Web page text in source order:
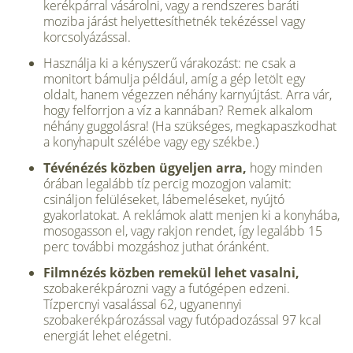
kerékpárral vásárolni, vagy a rendszeres baráti
moziba járást helyettesíthetnék tekézéssel vagy
korcsolyázással.
Használja ki a kényszerű várakozást: ne csak a
monitort bámulja például, amíg a gép letölt egy
oldalt, hanem végezzen néhány karnyújtást. Arra vár,
hogy felforrjon a víz a kannában? Remek alkalom
néhány guggolásra! (Ha szükséges, megkapaszkodhat
a konyhapult szélébe vagy egy székbe.)
Tévénézés közben ügyeljen arra, hogy minden
órában legalább tíz percig mozogjon valamit:
csináljon felüléseket, lábemeléseket, nyújtó
gyakorlatokat. A reklámok alatt menjen ki a konyhába,
mosogasson el, vagy rakjon rendet, így legalább 15
perc további mozgáshoz juthat óránként.
Filmnézés közben remekül lehet vasalni,
szobakerékpározni vagy a futógépen edzeni.
Tízpercnyi vasalással 62, ugyanennyi
szobakerékpározással vagy futópadozással 97 kcal
energiát lehet elégetni.